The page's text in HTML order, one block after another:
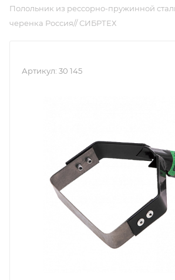
Полольник из рессорно-пружинной
черенка Россия// СИБРТЕХ
Артикул: 30 145